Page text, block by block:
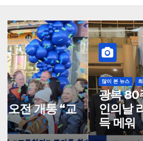
많이 본 뉴스 최신 뉴스 추천 뉴스
광복 80주년 나래 공연,
인의날 리셉션과 함께
득 메워